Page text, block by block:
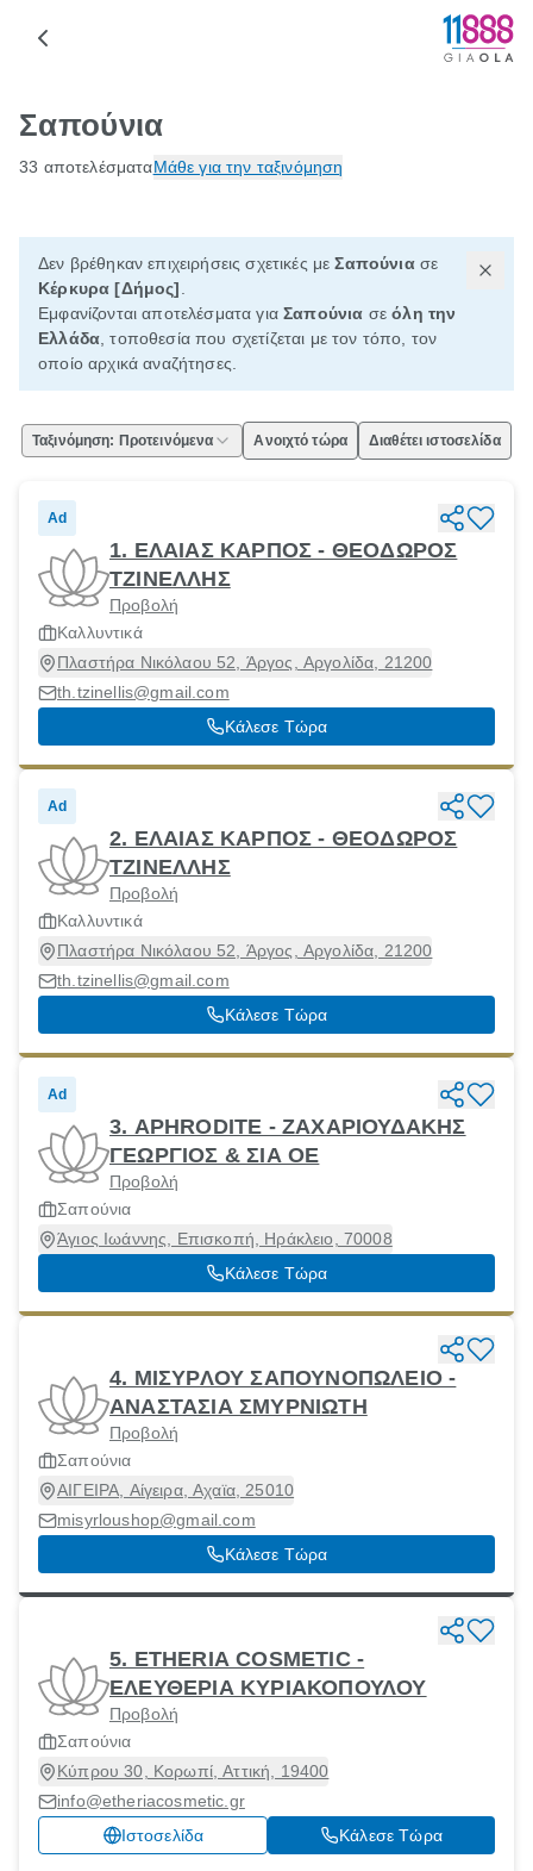
Σαπούνια
33 αποτελέσματαΜάθε για την ταξινόμηση
Δεν βρέθηκαν επιχειρήσεις σχετικές μεΣαπούνιασε
Κέρκυρα [Δήμος]
Εμφανίζονται αποτελέσματα γιαΣαπούνια σεόλη την
Ελλάδα , τοποθεσία που σχετίζεται με τον τόπο, τον
οποίο αρχικά αναζήτησες.
Ταξινόμηση: Προτεινόμενα Ανοιχτό τώρα Διαθέτει ιστοσελίδα
Ad
1. ΕΛΑΙΑΣ ΚΑΡΠΟΣ - ΘΕΟΔΩΡΟΣ
ΤΖΙΝΕΛΛΗΣ
Προβολή
Καλλυντικά
Πλαστήρα Νικόλαου 52, Άργος, Αργολίδα, 21200
th.tzinellis@gmail.com
Κάλεσε Τώρα
Ad
2. ΕΛΑΙΑΣ ΚΑΡΠΟΣ - ΘΕΟΔΩΡΟΣ
ΤΖΙΝΕΛΛΗΣ
Προβολή
Καλλυντικά
Πλαστήρα Νικόλαου 52, Άργος, Αργολίδα, 21200
th.tzinellis@gmail.com
Κάλεσε Τώρα
Ad
3. APHRODITE - ΖΑΧΑΡΙΟΥΔΑΚΗΣ
ΓΕΩΡΓΙΟΣ & ΣΙΑ ΟΕ
Προβολή
Σαπούνια
Άγιος Ιωάννης, Επισκοπή, Ηράκλειο, 70008
Κάλεσε Τώρα
4. ΜΙΣΥΡΛΟΥ ΣΑΠΟΥΝΟΠΩΛΕΙΟ -
ΑΝΑΣΤΑΣΙΑ ΣΜΥΡΝΙΩΤΗ
Προβολή
Σαπούνια
ΑΙΓΕΙΡΑ, Αίγειρα, Αχαϊα, 25010
misyrloushop@gmail.com
Κάλεσε Τώρα
5. ETHERIA COSMETIC -
ΕΛΕΥΘΕΡΙΑ ΚΥΡΙΑΚΟΠΟΥΛΟΥ
Προβολή
Σαπούνια
Κύπρου 30, Κορωπί, Αττική, 19400
info@etheriacosmetic.gr
Ιστοσελίδα
Κάλεσε Τώρα